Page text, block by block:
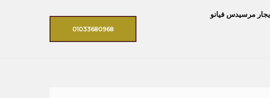
مرسيدس فيانو
01033680968